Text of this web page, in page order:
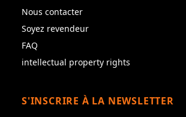
Nous contacter
Soyez revendeur
FAQ
intellectual property rights
S'INSCRIRE À LA NEWSLETTER